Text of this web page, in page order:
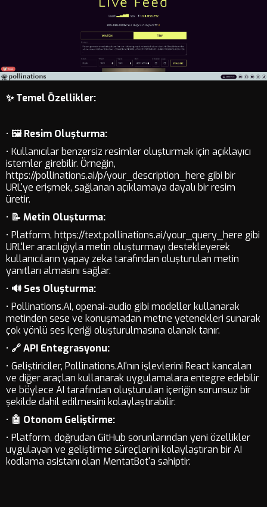
✨ Temel Özellikler:
• 🖼️ Resim Oluşturma:
• Kullanıcılar benzersiz resimler oluşturmak için açıklayıcı
istemler girebilir. Örneğin,
https://pollinations.ai/p/your_description_here gibi bir
URL'ye erişmek, sağlanan açıklamaya dayalı bir resim
üretir.
• 📝 Metin Oluşturma:
• Platform, https://text.pollinations.ai/your_query_here gibi
URL'ler aracılığıyla metin oluşturmayı destekleyerek
kullanıcıların yapay zeka tarafından oluşturulan metin
yanıtları almasını sağlar.
• 🔊 Ses Oluşturma:
• Pollinations.AI, openai-audio gibi modeller kullanarak
metinden sese ve konuşmadan metne yetenekleri sunarak
çok yönlü ses içeriği oluşturulmasına olanak tanır.
• 🔗 API Entegrasyonu:
• Geliştiriciler, Pollinations.AI'nın işlevlerini React kancaları
ve diğer araçları kullanarak uygulamalara entegre edebilir
ve böylece AI tarafından oluşturulan içeriğin sorunsuz bir
şekilde dahil edilmesini kolaylaştırabilir.
• 🤖 Otonom Geliştirme:
• Platform, doğrudan GitHub sorunlarından yeni özellikler
uygulayan ve geliştirme süreçlerini kolaylaştıran bir AI
kodlama asistanı olan MentatBot'a sahiptir.